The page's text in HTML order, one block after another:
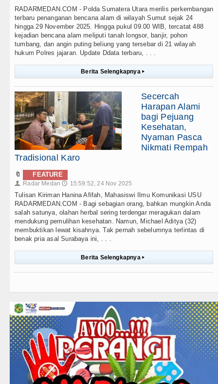
RADARMEDAN.COM - Polda Sumatera Utara merilis perkembangan
terbaru penanganan bencana alam di wilayah Sumut sejak 24
hingga 29 November 2025. Hingga pukul 09.00 WIB, tercatat 488
kejadian bencana alam meliputi tanah longsor, banjir, pohon
tumbang, dan angin puting beliung yang tersebar di 21 wilayah
hukum Polres jajaran. Update Ddata terbaru, . . .
Berita Selengkapnya ▸
Secercah
Harapan Alami
bagi Pejuang
Kesehatan,
Nyaman Pasca
Nikmati Rempah
Tradisional Karo
🔖 FEATURE
👤 Radar Medan 🕔 15:59:52, 24 Nov 2025
Tulisan Kiriman Hanina Afifah, Mahasiswi Ilmu Komunikasi USU
RADARMEDAN.COM - Bagi sebagian orang, bahkan mungkin Anda
salah satunya, olahan herbal sering terdengar meragukan dalam
mendukung pemulihan kesehatan. Namun, Michael Aditya (32)
membuktikan lewat kisahnya. Tak pernah sebelumnya terlintas di
benak pria asal Surabaya ini, . . .
Berita Selengkapnya ▸